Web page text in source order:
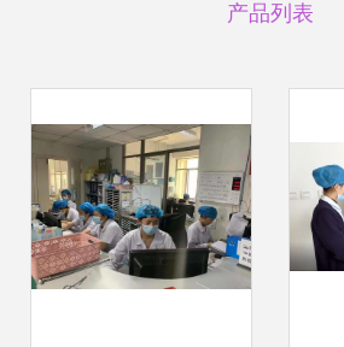
产品列表